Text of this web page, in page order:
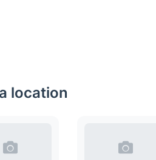
location